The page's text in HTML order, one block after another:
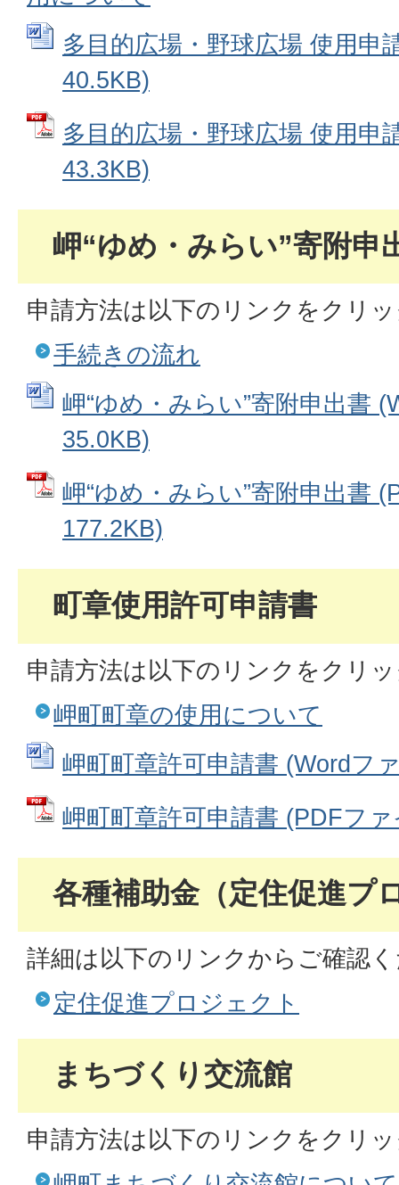
多目的広場・野球広場 使用申
40.5KB)
多目的広場・野球広場 使用申
43.3KB)
岬“ゆめ・みらい”寄附申
申請方法は以下のリンクをクリ
手続きの流れ
岬“ゆめ・みらい”寄附申出書
35.0KB)
岬“ゆめ・みらい”寄附申出書
177.2KB)
町章使用許可申請書
申請方法は以下のリンクをクリ
岬町町章の使用について
岬町町章許可申請書 (Wordフ
岬町町章許可申請書 (PDFフ
各種補助金（定住促進プ
詳細は以下のリンクからご確認
定住促進プロジェクト
まちづくり交流館
申請方法は以下のリンクをクリ